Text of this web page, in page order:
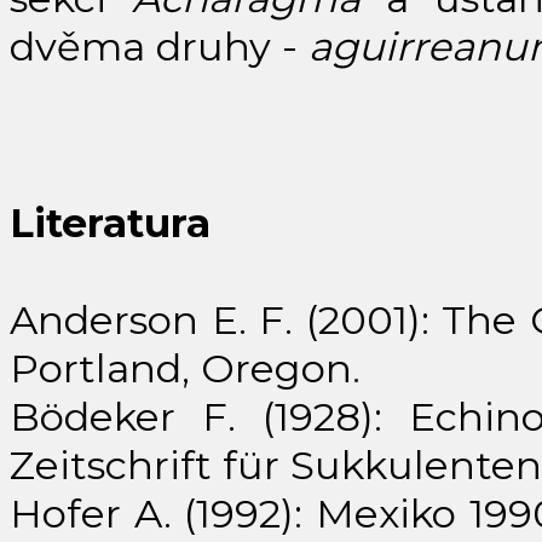
dvěma druhy -
Literatura
Anderson E. F. (2001):
Portland, Oregon.
Bödeker F. (1928):
Zeitschrift für
Hofer A. (1992): Mexiko